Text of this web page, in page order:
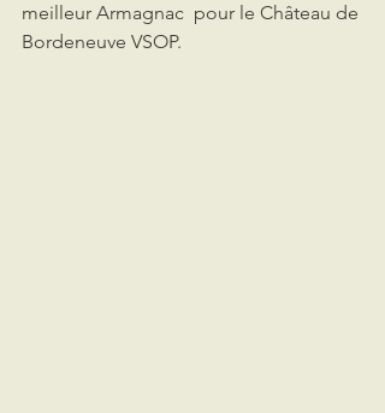
meilleur Armagnac  pour le Château de
Bordeneuve VSOP.